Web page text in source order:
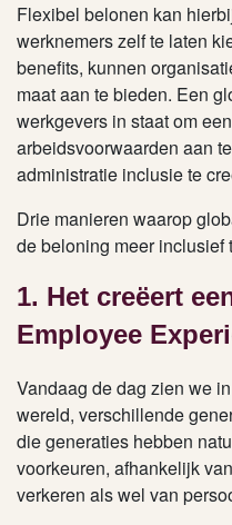
Flexibel belonen kan
werknemers zelf te laten
benefits, kunnen
maat aan te bieden. Een
werkgevers in staat om
arbeidsvoorwaarden aan
administratie inclusie te
Drie manieren waarop
de beloning meer inclusief
1. Het creëert
Employee
Vandaag de dag zien we
wereld, verschillende
die generaties hebben
voorkeuren, afhankelijk
verkeren als wel van